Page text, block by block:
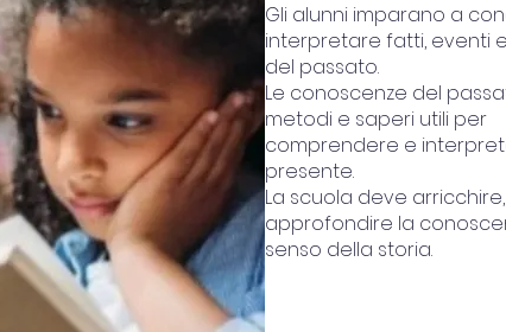
Gli alunni imparano a
interpretare fatti, eventi
del passato.
Le conoscenze del
metodi e saperi utili per
comprendere e
presente.
La scuola deve arricchire,
approfondire la
senso della storia.